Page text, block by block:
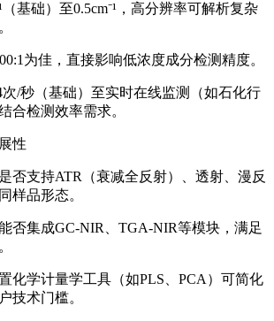
基础）至0.5cm⁻¹，高分辨率可解析复杂
为佳，直接影响低浓度成分检测精度。
秒（基础）至实时在线监测（如石化行
合检测效率需求。
性
支持ATR（衰减全反射）、透射、漫反
样品形态。
集成GC-NIR、TGA-NIR等模块，满足
学计量学工具（如PLS、PCA）可简化
技术门槛。